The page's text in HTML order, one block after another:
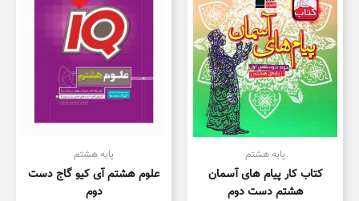
پایه هشتم
کتاب کار پیام های آسمان
هشتم دست دوم
پایه هشتم
علوم هشتم آی کیو گاج دست
دوم